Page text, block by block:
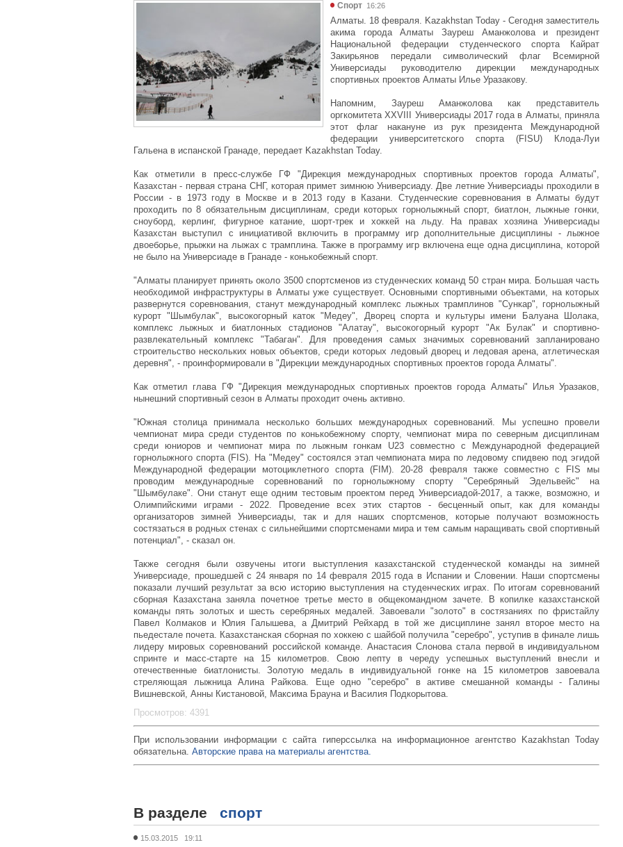
Спорт 16:26
Алматы. 18 февраля. Kazakhstan Today - Сегодня заместитель
акима города Алматы Зауреш Аманжолова и президент
Национальной федерации студенческого спорта Кайрат
Закирьянов передали символический флаг Всемирной
Универсиады руководителю дирекции международных
спортивных проектов Алматы Илье Уразакову.
Напомним, Зауреш Аманжолова как представитель
оргкомитета XXVIII Универсиады 2017 года в Алматы, приняла
этот флаг накануне из рук президента Международной
федерации университетского спорта (FISU) Клода-Луи
Гальена в испанской Гранаде, передает Kazakhstan Today.
Как отметили в пресс-службе ГФ "Дирекция международных спортивных проектов города Алматы",
Казахстан - первая страна СНГ, которая примет зимнюю Универсиаду. Две летние Универсиады проходили в
России - в 1973 году в Москве и в 2013 году в Казани. Студенческие соревнования в Алматы будут
проходить по 8 обязательным дисциплинам, среди которых горнолыжный спорт, биатлон, лыжные гонки,
сноуборд, керлинг, фигурное катание, шорт-трек и хоккей на льду. На правах хозяина Универсиады
Казахстан выступил с инициативой включить в программу игр дополнительные дисциплины - лыжное
двоеборье, прыжки на лыжах с трамплина. Также в программу игр включена еще одна дисциплина, которой
не было на Универсиаде в Гранаде - конькобежный спорт.
"Алматы планирует принять около 3500 спортсменов из студенческих команд 50 стран мира. Большая часть
необходимой инфраструктуры в Алматы уже существует. Основными спортивными объектами, на которых
развернутся соревнования, станут международный комплекс лыжных трамплинов "Сункар", горнолыжный
курорт "Шымбулак", высокогорный каток "Медеу", Дворец спорта и культуры имени Балуана Шолака,
комплекс лыжных и биатлонных стадионов "Алатау", высокогорный курорт "Ак Булак" и спортивно-
развлекательный комплекс "Табаган". Для проведения самых значимых соревнований запланировано
строительство нескольких новых объектов, среди которых ледовый дворец и ледовая арена, атлетическая
деревня", - проинформировали в "Дирекции международных спортивных проектов города Алматы".
Как отметил глава ГФ "Дирекция международных спортивных проектов города Алматы" Илья Уразаков,
нынешний спортивный сезон в Алматы проходит очень активно.
"Южная столица принимала несколько больших международных соревнований. Мы успешно провели
чемпионат мира среди студентов по конькобежному спорту, чемпионат мира по северным дисциплинам
среди юниоров и чемпионат мира по лыжным гонкам U23 совместно с Международной федерацией
горнолыжного спорта (FIS). На "Медеу" состоялся этап чемпионата мира по ледовому спидвею под эгидой
Международной федерации мотоциклетного спорта (FIM). 20-28 февраля также совместно с FIS мы
проводим международные соревнований по горнолыжному спорту "Серебряный Эдельвейс" на
"Шымбулаке". Они станут еще одним тестовым проектом перед Универсиадой-2017, а также, возможно, и
Олимпийскими играми - 2022. Проведение всех этих стартов - бесценный опыт, как для команды
организаторов зимней Универсиады, так и для наших спортсменов, которые получают возможность
состязаться в родных стенах с сильнейшими спортсменами мира и тем самым наращивать свой спортивный
потенциал", - сказал он.
Также сегодня были озвучены итоги выступления казахстанской студенческой команды на зимней
Универсиаде, прошедшей с 24 января по 14 февраля 2015 года в Испании и Словении. Наши спортсмены
показали лучший результат за всю историю выступления на студенческих играх. По итогам соревнований
сборная Казахстана заняла почетное третье место в общекомандном зачете. В копилке казахстанской
команды пять золотых и шесть серебряных медалей. Завоевали "золото" в состязаниях по фристайлу
Павел Колмаков и Юлия Галышева, а Дмитрий Рейхард в той же дисциплине занял второе место на
пьедестале почета. Казахстанская сборная по хоккею с шайбой получила "серебро", уступив в финале лишь
лидеру мировых соревнований российской команде. Анастасия Слонова стала первой в индивидуальном
спринте и масс-старте на 15 километров. Свою лепту в череду успешных выступлений внесли и
отечественные биатлонисты. Золотую медаль в индивидуальной гонке на 15 километров завоевала
стреляющая лыжница Алина Райкова. Еще одно "серебро" в активе смешанной команды - Галины
Вишневской, Анны Кистановой, Максима Брауна и Василия Подкорытова.
Просмотров: 4391
При использовании информации с сайта гиперссылка на информационное агентство Kazakhstan Today
обязательна. Авторские права на материалы агентства.
В разделе спорт
15.03.2015 19:11
Проблемы школьного
образования в Казахстане.